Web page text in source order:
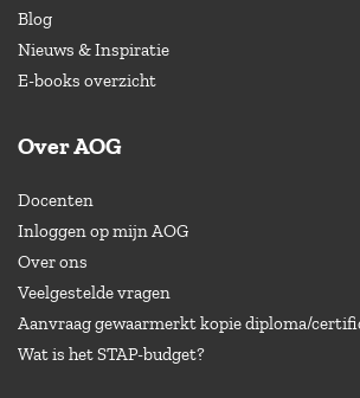
Blog
Nieuws & Inspiratie
E-books overzicht
Over AOG
Docenten
Inloggen op mijn AOG
Over ons
Veelgestelde vragen
Aanvraag gewaarmerkt kopie diploma/
Wat is het STAP-budget?